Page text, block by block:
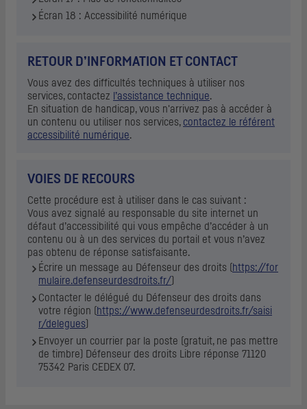
Écran 18 : Accessibilité numérique
RETOUR D’INFORMATION ET CONTACT
Vous avez des difficultés techniques à utiliser nos
services, contactez l’assistance technique.
En situation de handicap, vous n'arrivez pas à accéder à
un contenu ou utiliser nos services, contactez le référent
accessibilité numérique.
VOIES DE RECOURS
Cette procédure est à utiliser dans le cas suivant :
Vous avez signalé au responsable du site internet un
défaut d’accessibilité qui vous empêche d’accéder à un
contenu ou à un des services du portail et vous n’avez
pas obtenu de réponse satisfaisante.
Écrire un message au Défenseur des droits (
https://for
mulaire.defenseurdesdroits.fr/
Contacter le délégué du Défenseur des droits dans
votre région (
https://www.defenseurdesdroits.fr/saisi
r/delegues
Envoyer un courrier par la poste (gratuit, ne pas mettre
de timbre) Défenseur des droits Libre réponse 71120
75342 Paris CEDEX 07.